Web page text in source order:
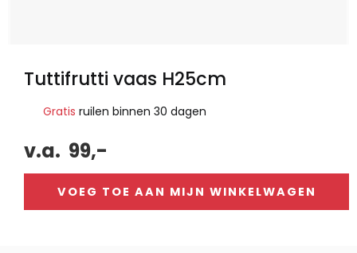
Tuttifrutti vaas H25cm
Gratis ruilen binnen 30 dagen
v.a. 99,-
VOEG TOE AAN MIJN WINKELWAGEN